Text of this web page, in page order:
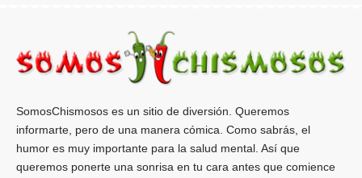
SomosChismosos es un sitio de diversión. Queremos
informarte, pero de una manera cómica. Como sabrás, el
humor es muy importante para la salud mental. Así que
queremos ponerte una sonrisa en tu cara antes que comience